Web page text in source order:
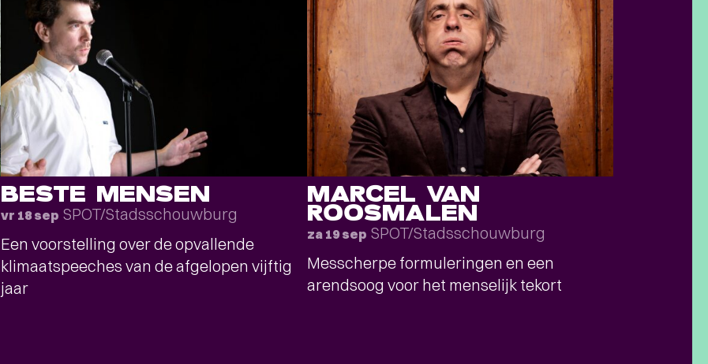
BESTE MENSEN
vr 18 sep SPOT/Stadsschouwburg
Een voorstelling over de opvallende
klimaatspeeches van de afgelopen vijftig
jaar
MARCEL VAN
ROOSMALEN
za 19 sep SPOT/Stadsschouwburg
Messcherpe formuleringen en een
arendsoog voor het menselijk tekort